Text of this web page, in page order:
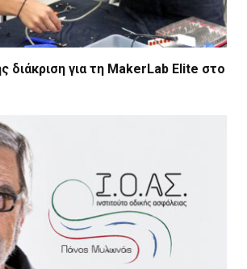
διάκριση για τη MakerLab Elite στο